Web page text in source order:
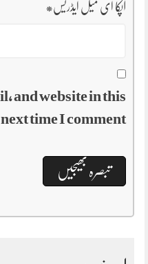
آپکا ای میل ایڈریس*
and website in this
time I comment.